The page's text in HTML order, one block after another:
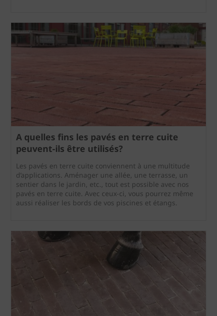
A quelles fins les pavés en terre cuite
peuvent-ils être utilisés?
Les pavés en terre cuite conviennent à une multitude
d’applications. Aménager une allée, une terrasse, un
sentier dans le jardin, etc., tout est possible avec nos
pavés en terre cuite. Avec ceux-ci, vous pourrez même
aussi réaliser les bords de vos piscines et étangs.